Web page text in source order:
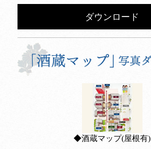
ダウンロード
◆酒蔵マップ(屋根有)